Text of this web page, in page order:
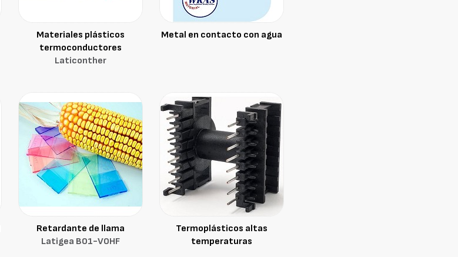
Materiales plásticos
termoconductores
Laticonther
Metal en contacto con agua
Retardante de llama
Latigea B01-V0HF
Termoplásticos altas
temperaturas